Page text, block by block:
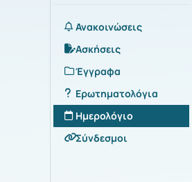
Ανακοινώσεις
Ασκήσεις
Έγγραφα
Ερωτηματολόγια
Ημερολόγιο
Σύνδεσμοι